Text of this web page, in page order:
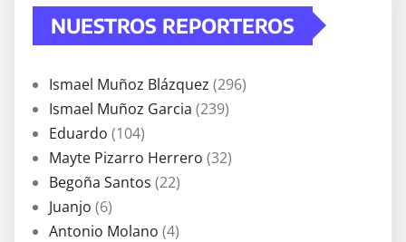
NUESTROS REPORTEROS
Ismael Muñoz Blázquez (296)
Ismael Muñoz Garcia (239)
Eduardo (104)
Mayte Pizarro Herrero (32)
Begoña Santos (22)
Juanjo (6)
Antonio Molano (4)